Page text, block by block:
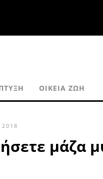
ΟΙΚΕΊΑ ΖΩΉ
μάζα